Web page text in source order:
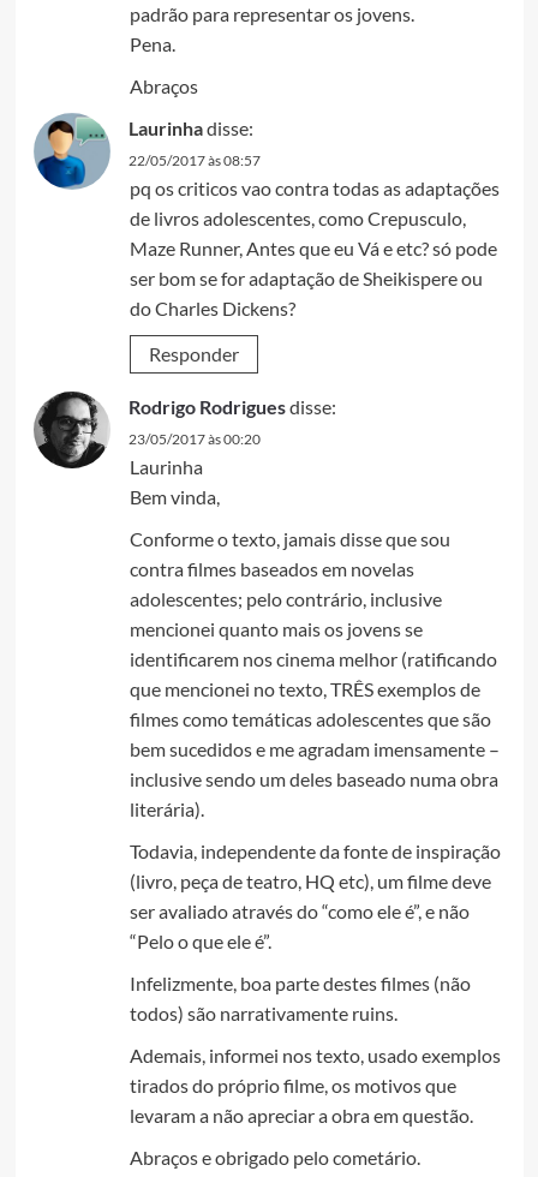
padrão para representar os jovens.
Pena.
Abraços
Laurinhadisse:
22/05/2017 às 08:57
pq os criticos vao contra todas as adaptações
de livros adolescentes, como Crepusculo,
Maze Runner, Antes que eu Vá e etc? só pode
ser bom se for adaptação de Sheikispere ou
do Charles Dickens?
Responder
Rodrigo Rodriguesdisse:
23/05/2017 às 00:20
Laurinha
Bem vinda,
Conforme​ o texto, jamais disse que sou
contra filmes baseados em novelas
adolescentes; pelo contrário, inclusive
mencionei quanto mais os jovens se
identificarem nos cinema melhor (ratificando
que mencionei no texto, TRÊS exemplos de
filmes como temáticas adolescentes que são
bem sucedidos e me agradam imensamente –
inclusive sendo um deles baseado numa obra
literária).
Todavia, independente da fonte de inspiração
(livro, peça de teatro, HQ etc), um filme deve
ser avaliado através do “como ele é”, e não
“Pelo o que ele é”.
Infelizmente, boa parte destes filmes (não
todos) são narrativamente ruins.
Ademais, informei nos texto, usado exemplos
tirados do próprio filme, os motivos que
levaram a não apreciar a obra em questão.
Abraços e obrigado pelo cometário.